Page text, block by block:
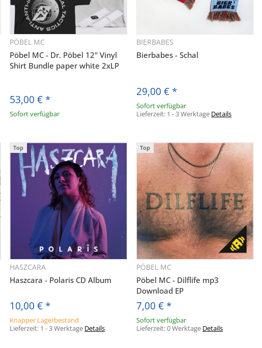
PÖBEL MC
Pöbel MC - Dr. Pöbel 12" Vinyl
Shirt Bundle paper white 2xLP
53,00 € *
Sofort verfügbar
BIERBABES
Bierbabes - Schal
29,00 € *
Sofort verfügbar
Lieferzeit: 1 - 3 Werktage Details
Top
HASZCARA
Haszcara - Polaris CD Album
10,00 € *
Knapper Lagerbestand
Lieferzeit: 1 - 3 Werktage Details
Top
PÖBEL MC
Pöbel MC - Dilflife mp3
Download EP
7,00 € *
Sofort verfügbar
Lieferzeit:0 Werktage Details